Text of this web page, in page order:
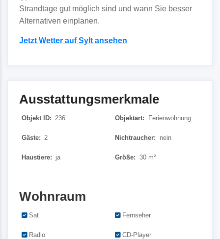
Strandtage gut möglich sind und wann Sie besser
Alternativen einplanen.
Jetzt Wetter auf Sylt ansehen
Ausstattungsmerkmale
Objekt ID: 236 Objektart: Ferienwohnung
Gäste: 2 Nichtraucher: nein
Haustiere: ja Größe: 30 m²
Wohnraum
Sat Fernseher
Radio CD-Player